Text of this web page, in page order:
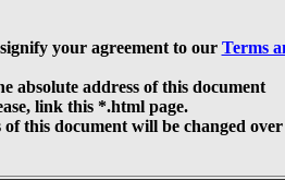
your agreement to our Terms
absolute address of this document
link this *.html page.
of this document will be changed